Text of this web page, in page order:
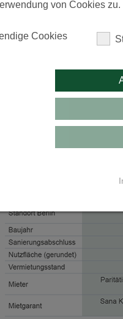
Währung
Vestinas hat mit dem
Millionen EUR zurückgeführt.
Co. KG (Grundbesitz KG)
von Cookies zu.
Cookies